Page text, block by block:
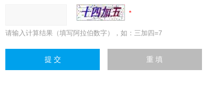
请输入计算结果（填写阿拉伯数字），如：三加四=7